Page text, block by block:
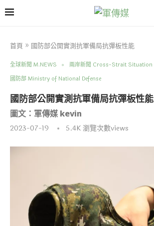
首頁 » 國防部公開實測抗軍備局抗彈板性能
全球新聞 M.NEWS
兩岸新聞 Cross-Strait Situation
國防部 Ministry of National Defense
國防部公開實測抗軍備局抗彈板性能
圖文：軍傳媒 kevin
2023-07-19 5.4K瀏覽次數views